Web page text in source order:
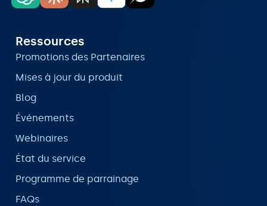
Ressources
Promotions des Partenaires
Mises à jour du produit
Blog
Événements
Webinaires
État du service
Programme de parrainage
FAQs